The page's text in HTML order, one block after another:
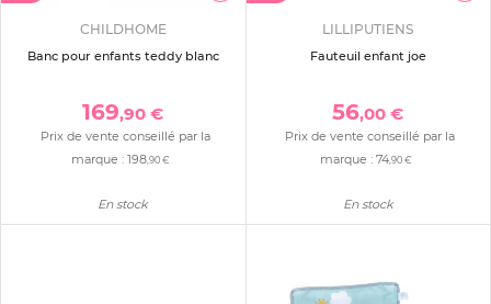
CHILDHOME
Banc pour enfants teddy blanc
169,90 €
Prix de vente conseillé par la
marque :198 ,90 €
En stock
LILLIPUTIENS
Fauteuil enfant joe
56,00 €
Prix de vente conseillé par la
marque : 74,90 €
En stock